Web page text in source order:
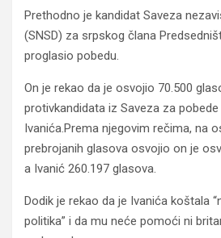
Prethodno je kandidat Saveza
(SNSD) za srpskog člana
proglasio pobedu.
On je rekao da je osvojio 70.500
protivkandidata iz Saveza za pobede
Ivanića.Prema njegovim rečima, na
prebrojanih glasova osvojio on je
a Ivanić 260.197 glasova.
Dodik je rekao da je Ivanića koštala
politika” i da mu neće pomoći ni